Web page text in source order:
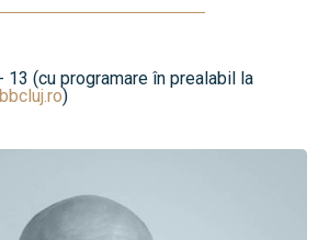
13 (cu programare în prealabil la
)